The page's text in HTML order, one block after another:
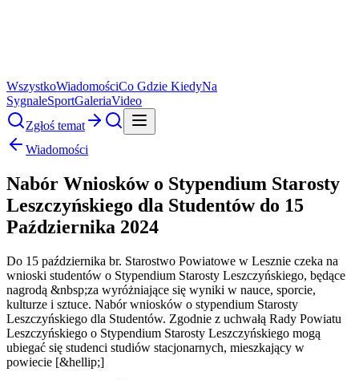
WszystkoWiadomościCo Gdzie KiedyNa
SygnaleSportGaleriaVideo
Zgłoś temat
Wiadomości
Nabór Wniosków o Stypendium Starosty
Leszczyńskiego dla Studentów do 15
Października 2024
Do 15 października br. Starostwo Powiatowe w Lesznie czeka na
wnioski studentów o Stypendium Starosty Leszczyńskiego, będące
nagrodą &nbsp;za wyróżniające się wyniki w nauce, sporcie,
kulturze i sztuce. Nabór wniosków o stypendium Starosty
Leszczyńskiego dla Studentów. Zgodnie z uchwałą Rady Powiatu
Leszczyńskiego o Stypendium Starosty Leszczyńskiego mogą
ubiegać się studenci studiów stacjonarnych, mieszkający w
powiecie [&hellip;]